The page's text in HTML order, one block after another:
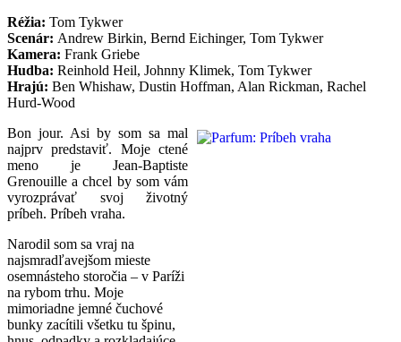
Réžia: Tom Tykwer
Scenár: Andrew Birkin, Bernd Eichinger, Tom Tykwer
Kamera: Frank Griebe
Hudba: Reinhold Heil, Johnny Klimek, Tom Tykwer
Hrajú: Ben Whishaw, Dustin Hoffman, Alan Rickman, Rachel
Hurd-Wood
Bon jour. Asi by som sa mal
najprv predstaviť. Moje ctené
meno je Jean-Baptiste
Grenouille a chcel by som vám
vyrozprávať svoj životný
príbeh. Príbeh vraha.
Narodil som sa vraj na
najsmradľavejšom mieste
osemnásteho storočia – v Paríži
na rybom trhu. Moje
mimoriadne jemné čuchové
bunky zacítili všetku tu špinu,